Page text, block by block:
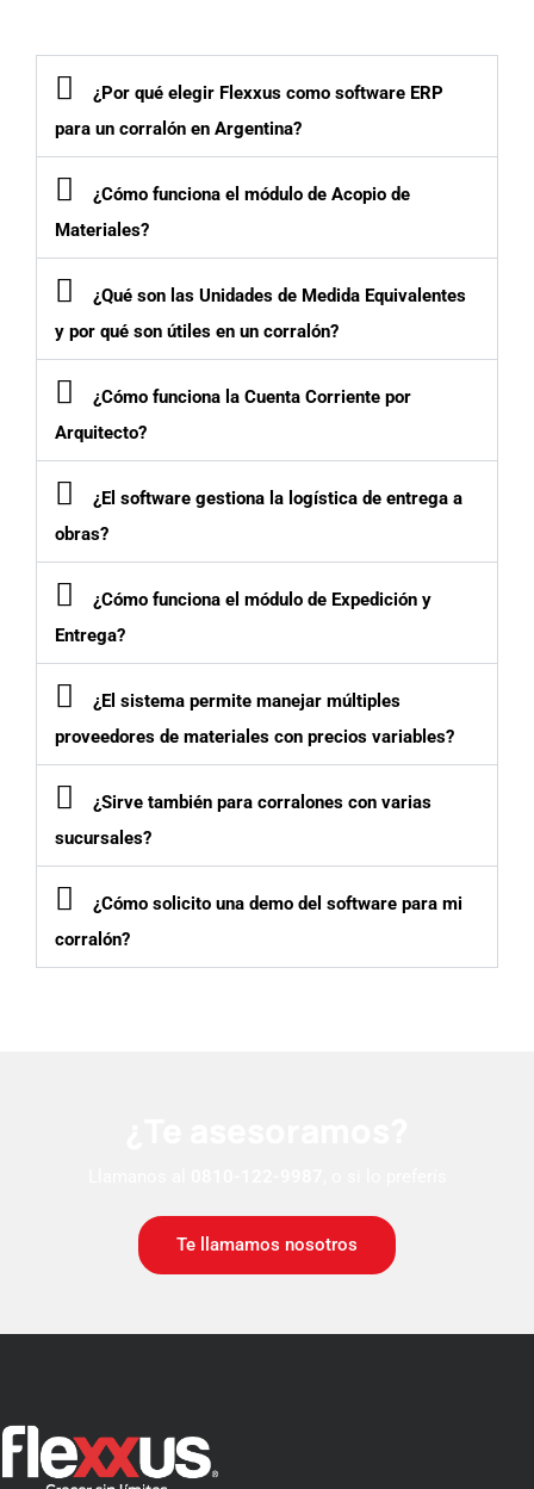
¿Por qué elegir Flexxus como software ERP
para un corralón en Argentina?
¿Cómo funciona el módulo de Acopio de
Materiales?
¿Qué son las Unidades de Medida Equivalentes
y por qué son útiles en un corralón?
¿Cómo funciona la Cuenta Corriente por
Arquitecto?
¿El software gestiona la logística de entrega a
obras?
¿Cómo funciona el módulo de Expedición y
Entrega?
¿El sistema permite manejar múltiples
proveedores de materiales con precios variables?
¿Sirve también para corralones con varias
sucursales?
¿Cómo solicito una demo del software para mi
corralón?
Te llamamos nosotros